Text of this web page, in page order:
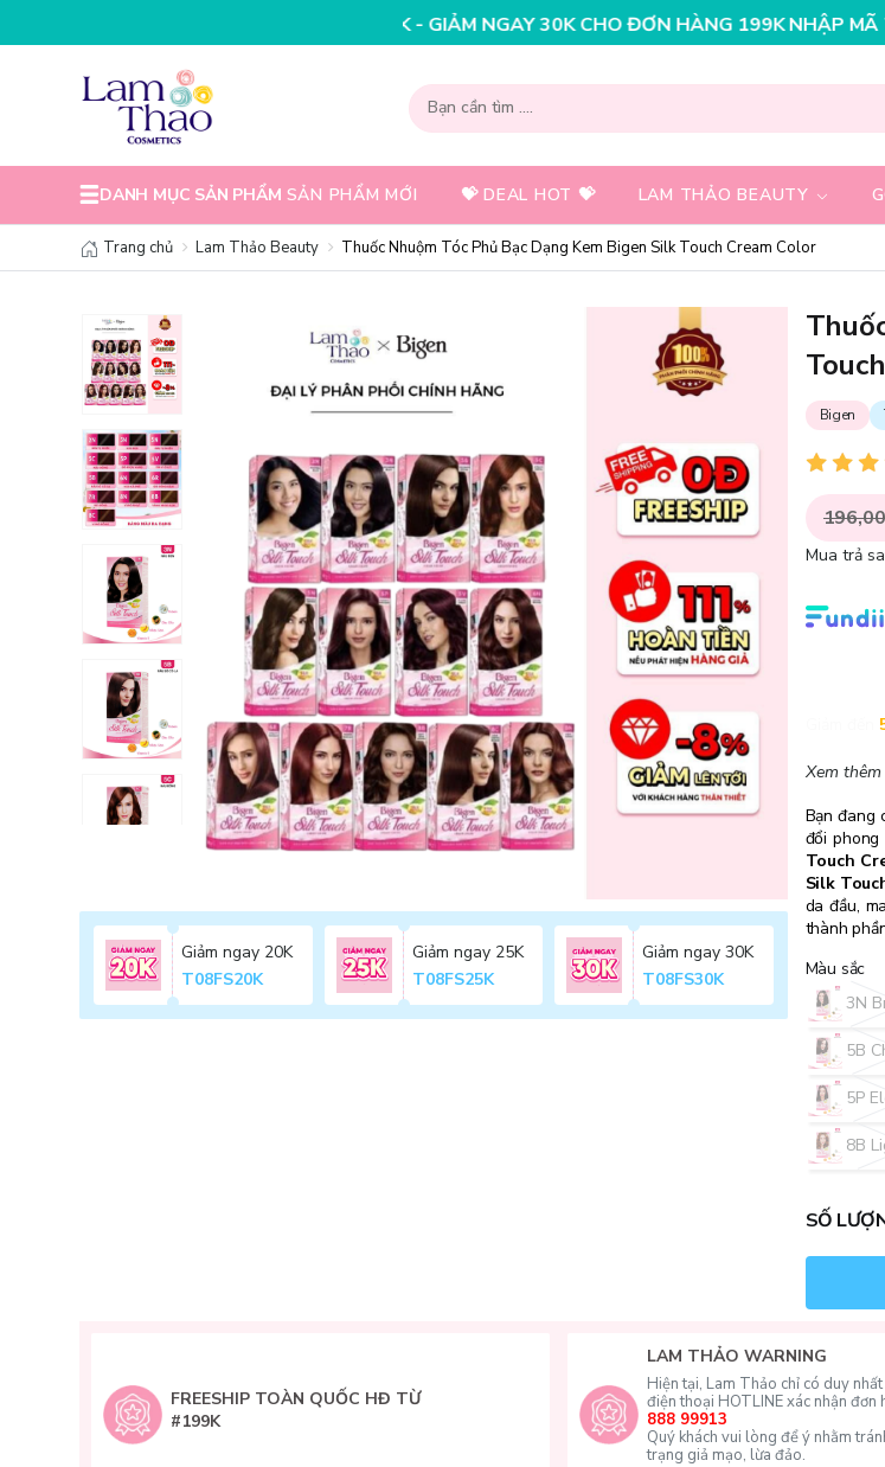
NHẬP MÃ T08FS30K - GIẢM NGAY 30K CHO ĐƠN HÀNG 199K NHẬP MÃ T08FS25K -
DANH MỤC SẢN PHẨM SẢN PHẨM MỚI 💝 DEAL HOT 💝 LAM THẢO BEAUTY
Trang chủ Lam Thảo Beauty Thuốc Nhuộm Tóc Phủ Bạc Dạng Kem Bigen Silk Touch Cream Color
Giảm ngay 20K
T08FS20K
Giảm ngay 25K
T08FS25K
Giảm ngay 30K
T08FS30K
Bigen
Mua trả
Xem thêm
Bạn đang
đổi
Touch
Silk
da đầu,
thành
Màu sắc
3N
5B
5P
8B
SỐ
FREESHIP TOÀN QUỐC HĐ TỪ
#199K
LAM THẢO WARNING
Hiện tại, Lam Thảo chỉ có duy
điện thoại HOTLINE xác nhận đơn
888 99913
Quý khách vui lòng để ý nhằm
trạng giả mạo, lừa đảo.